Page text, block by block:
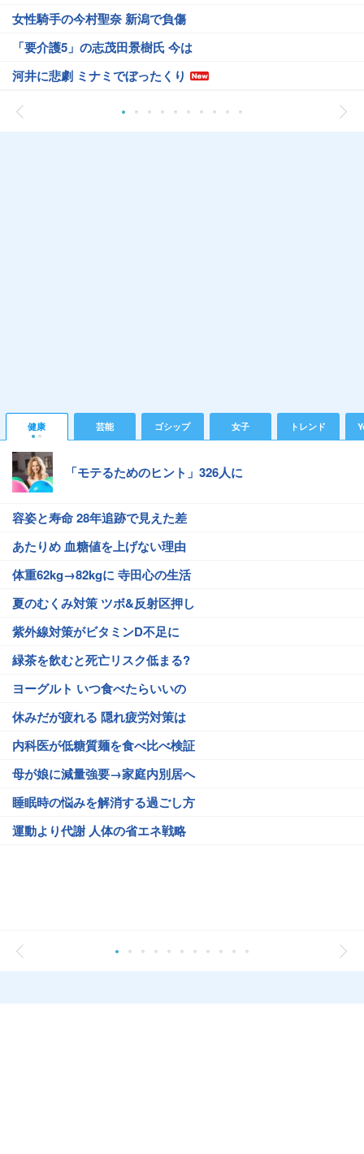
女性騎手の今村聖奈 新潟で負傷
「要介護5」の志茂田景樹氏 今は
河井に悲劇 ミナミでぼったくり
健康 芸能 ゴシップ 女子 トレンド
「モテるためのヒント」326人に
容姿と寿命 28年追跡で見えた差
あたりめ 血糖値を上げない理由
体重62kg→82kgに 寺田心の生活
夏のむくみ対策 ツボ&反射区押し
紫外線対策がビタミンD不足に
緑茶を飲むと死亡リスク低まる?
ヨーグルト いつ食べたらいいの
休みだが疲れる 隠れ疲労対策は
内科医が低糖質麺を食べ比べ検証
母が娘に減量強要→家庭内別居へ
睡眠時の悩みを解消する過ごし方
運動より代謝 人体の省エネ戦略